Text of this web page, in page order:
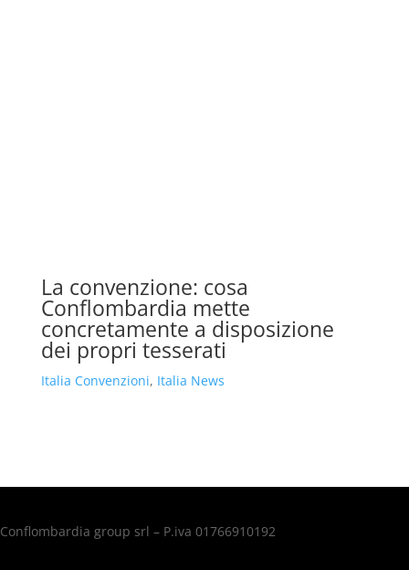
La convenzione: cosa
Conflombardia mette
concretamente a disposizione
dei propri tesserati
Italia Convenzioni, Italia News
Conflombardia group srl – P.iva 01766910192